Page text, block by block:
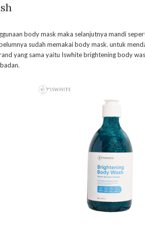
body mask maka selanjutnya mandi
sudah memakai body mask. untuk
yang sama yaitu Iswhite brightening body